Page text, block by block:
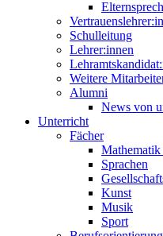
Schulleitung
Lehrer:innen
Weitere
Alumni
News von
Unterricht
Fächer
Mathematik
Sprachen
Kunst
Musik
Sport